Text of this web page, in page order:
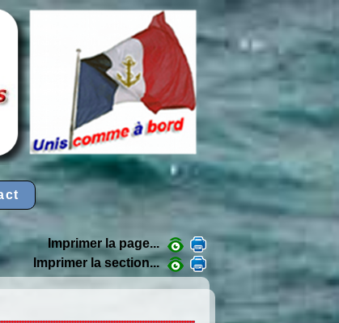
Imprimer la page...
Imprimer la section...